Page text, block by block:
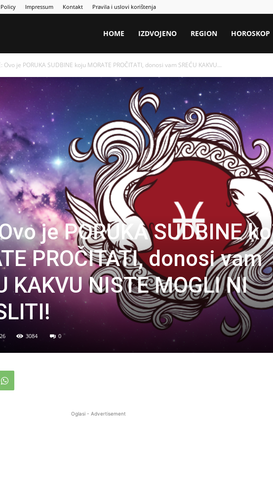
Impressum Kontakt Pravila i uslovi korištenja
HOME IZDVOJENO REGION HOROSKOP
Ovo je PORUKA SUDBINE koju MORATE PROČITATI, donosi vam SREĆU KAKVU...
je PORUKA SUDBINE
PROČITATI, donosi vam
KAKVU NISTE MOGLI NI
3084 0
Oglasi - Advertisement